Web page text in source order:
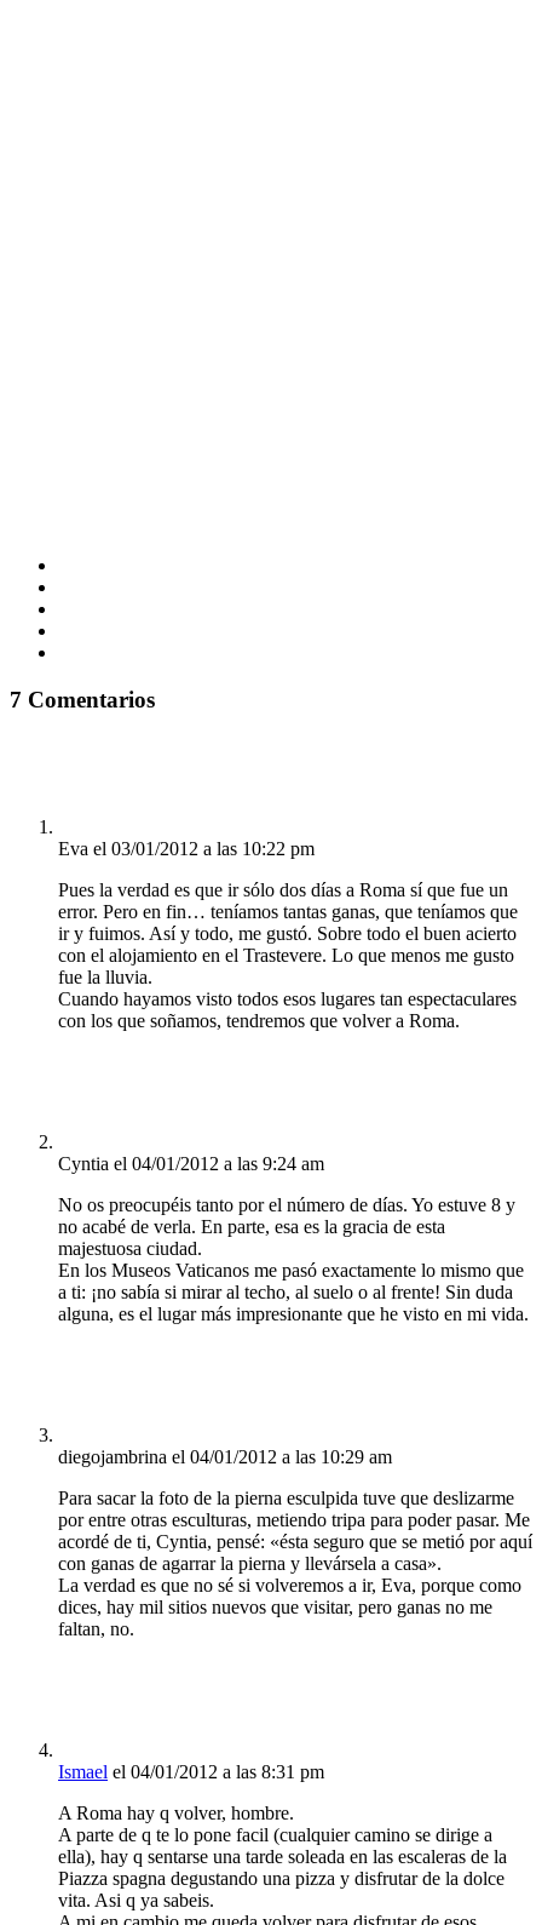
7 Comentarios
Eva el 03/01/2012 a las 10:22 pm
Pues la verdad es que ir sólo dos días a Roma sí que fue un
error. Pero en fin… teníamos tantas ganas, que teníamos que
ir y fuimos. Así y todo, me gustó. Sobre todo el buen acierto
con el alojamiento en el Trastevere. Lo que menos me gusto
fue la lluvia.
Cuando hayamos visto todos esos lugares tan espectaculares
con los que soñamos, tendremos que volver a Roma.
Cyntia el 04/01/2012 a las 9:24 am
No os preocupéis tanto por el número de días. Yo estuve 8 y
no acabé de verla. En parte, esa es la gracia de esta
majestuosa ciudad.
En los Museos Vaticanos me pasó exactamente lo mismo que
a ti: ¡no sabía si mirar al techo, al suelo o al frente! Sin duda
alguna, es el lugar más impresionante que he visto en mi vida.
diegojambrina el 04/01/2012 a las 10:29 am
Para sacar la foto de la pierna esculpida tuve que deslizarme
por entre otras esculturas, metiendo tripa para poder pasar. Me
acordé de ti, Cyntia, pensé: «ésta seguro que se metió por aquí
con ganas de agarrar la pierna y llevársela a casa».
La verdad es que no sé si volveremos a ir, Eva, porque como
dices, hay mil sitios nuevos que visitar, pero ganas no me
faltan, no.
Ismael el 04/01/2012 a las 8:31 pm
A Roma hay q volver, hombre.
A parte de q te lo pone facil (cualquier camino se dirige a
ella), hay q sentarse una tarde soleada en las escaleras de la
Piazza spagna degustando una pizza y disfrutar de la dolce
vita. Asi q ya sabeis.